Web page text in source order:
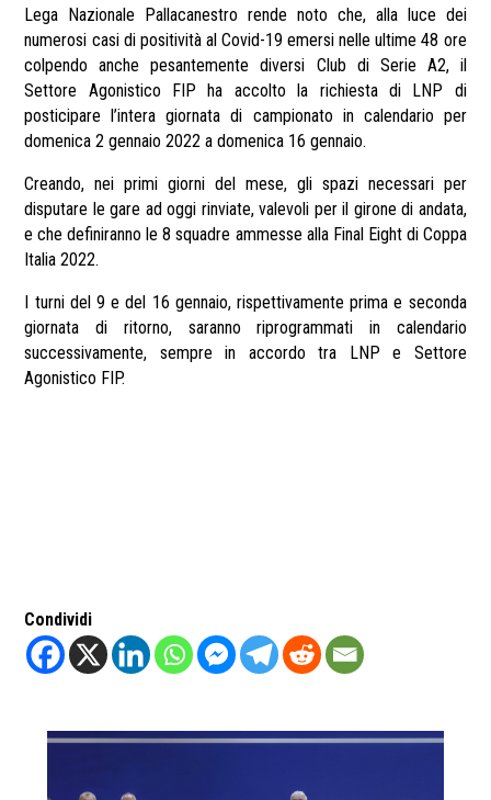
Lega Nazionale Pallacanestro rende noto che, alla luce dei
numerosi casi di positività al Covid-19 emersi nelle ultime 48 ore
colpendo anche pesantemente diversi Club di Serie A2, il
Settore Agonistico FIP ha accolto la richiesta di LNP di
posticipare l’intera giornata di campionato in calendario per
domenica 2 gennaio 2022 a domenica 16 gennaio.
Creando, nei primi giorni del mese, gli spazi necessari per
disputare le gare ad oggi rinviate, valevoli per il girone di andata,
e che definiranno le 8 squadre ammesse alla Final Eight di Coppa
Italia 2022.
I turni del 9 e del 16 gennaio, rispettivamente prima e seconda
giornata di ritorno, saranno riprogrammati in calendario
successivamente, sempre in accordo tra LNP e Settore
Agonistico FIP.
Condividi